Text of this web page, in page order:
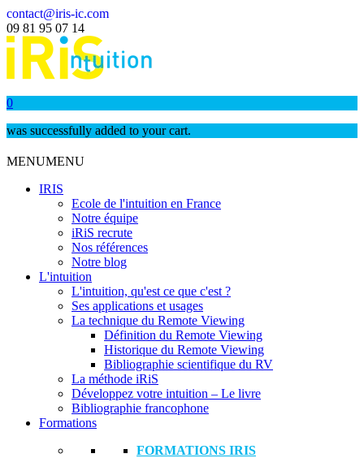
contact@iris-ic.com
09 81 95 07 14
0
was successfully added to your cart.
MENUMENU
IRIS
Ecole de l'intuition en France
Notre équipe
iRiS recrute
Nos références
Notre blog
L'intuition
L'intuition, qu'est ce que c'est ?
Ses applications et usages
La technique du Remote Viewing
Définition du Remote Viewing
Historique du Remote Viewing
Bibliographie scientifique du RV
La méthode iRiS
Développez votre intuition – Le livre
Bibliographie francophone
Formations
FORMATIONS IRIS